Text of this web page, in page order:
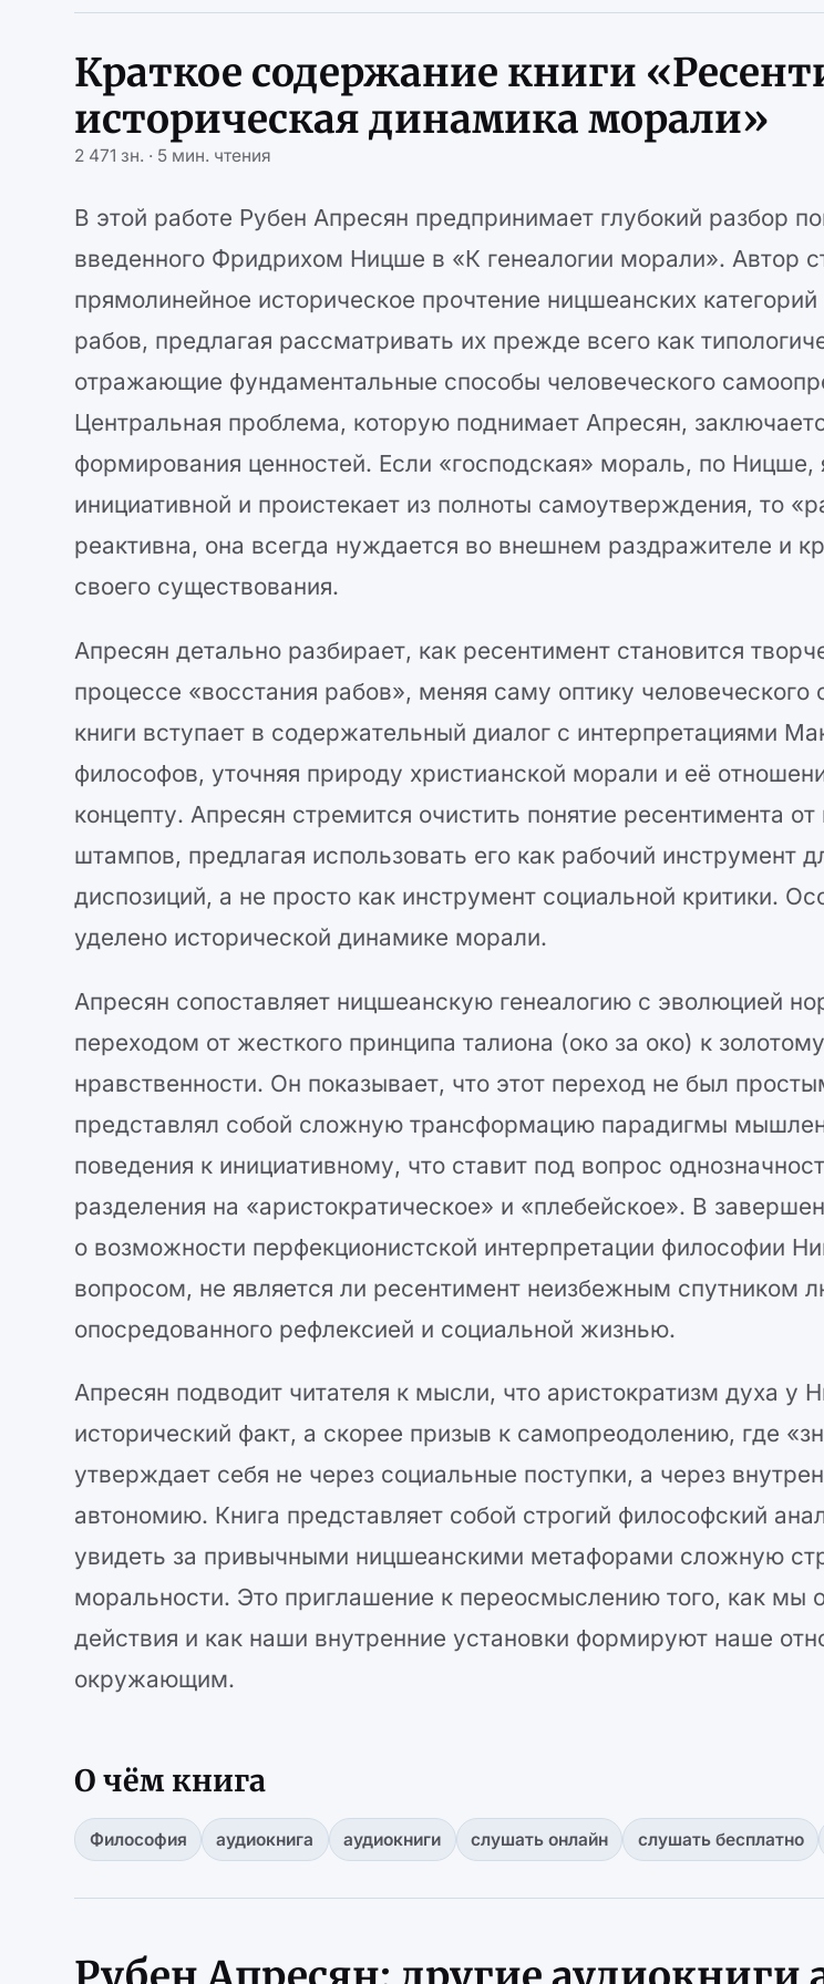
Краткое содержание книги
историческая динамика морали»
2 471 зн. · 5 мин. чтения
В этой работе Рубен Апресян предпринимает глубокий разбор
введенного Фридрихом Ницше в «К генеалогии морали». Автор
прямолинейное историческое прочтение ницшеанских
рабов, предлагая рассматривать их прежде всего как
отражающие фундаментальные способы человеческого
Центральная проблема, которую поднимает Апресян,
формирования ценностей. Если «господская» мораль, по Ницше,
инициативной и проистекает из полноты самоутверждения, то
реактивна, она всегда нуждается во внешнем раздражителе и
своего существования.
Апресян детально разбирает, как ресентимент становится
процессе «восстания рабов», меняя саму оптику человеческого
книги вступает в содержательный диалог с интерпретациями
философов, уточняя природу христианской морали и её
концепту. Апресян стремится очистить понятие ресентимента от
штампов, предлагая использовать его как рабочий инструмент
диспозиций, а не просто как инструмент социальной критики.
уделено исторической динамике морали.
Апресян сопоставляет ницшеанскую генеалогию с эволюцией
переходом от жесткого принципа талиона (око за око) к
нравственности. Он показывает, что этот переход не был
представлял собой сложную трансформацию парадигмы
поведения к инициативному, что ставит под вопрос
разделения на «аристократическое» и «плебейское». В
о возможности перфекционистской интерпретации философии
вопросом, не является ли ресентимент неизбежным спутником
опосредованного рефлексией и социальной жизнью.
Апресян подводит читателя к мысли, что аристократизм духа у
исторический факт, а скорее призыв к самопреодолению, где
утверждает себя не через социальные поступки, а через
автономию. Книга представляет собой строгий философский
увидеть за привычными ницшеанскими метафорами сложную
моральности. Это приглашение к переосмыслению того, как мы
действия и как наши внутренние установки формируют наше
окружающим.
О чём книга
Философия аудиокнига аудиокниги слушать онлайн слушать бесплатно